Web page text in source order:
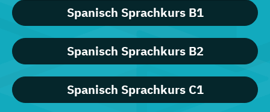
Spanisch Sprachkurs B1
Spanisch Sprachkurs B2
Spanisch Sprachkurs C1